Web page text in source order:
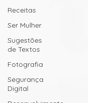
Receitas
Ser Mulher
Sugestões
de Textos
Fotografia
Segurança
Digital